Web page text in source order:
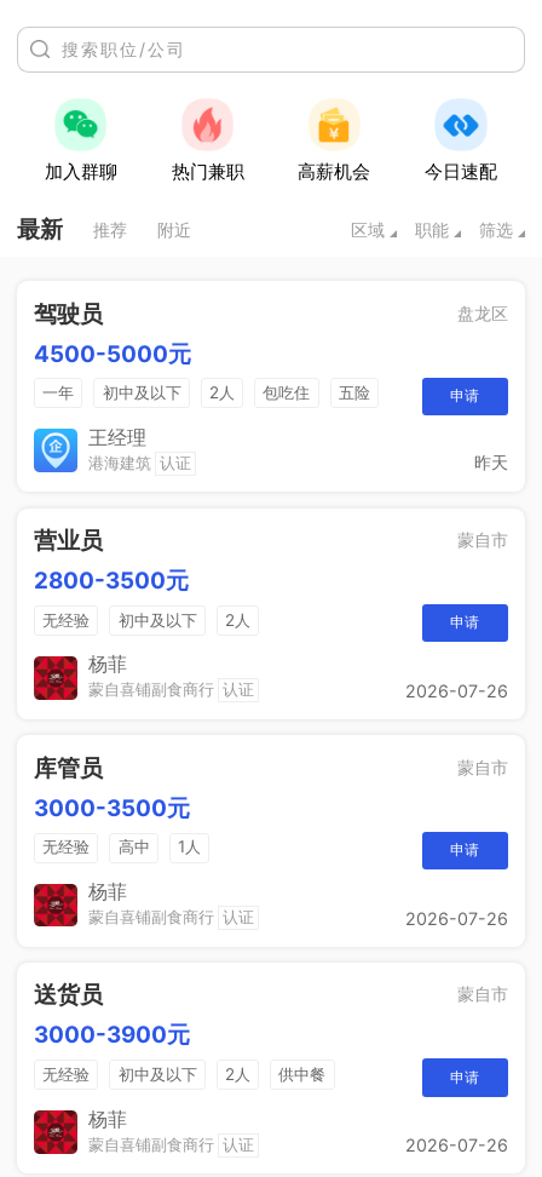
加入群聊 热门兼职 高薪机会 今日速配
最新 推荐 附近 区域 职能 筛选
驾驶员 盘龙区
4500-5000元
一年 初中及以下 2人 包吃住
五险
一个月四天休息
申请
王经理
港海建筑 认证 昨天
营业员 蒙自市
2800-3500元
无经验 初中及以下 2人 申请
杨菲
蒙自喜铺副食商行 认证 2026-07-26
库管员 蒙自市
3000-3500元
无经验 高中 1人 申请
杨菲
蒙自喜铺副食商行 认证 2026-07-26
送货员 蒙自市
3000-3900元
无经验 初中及以下 2人 供中餐 申请
杨菲
蒙自喜铺副食商行 认证 2026-07-26